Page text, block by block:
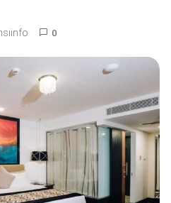
0